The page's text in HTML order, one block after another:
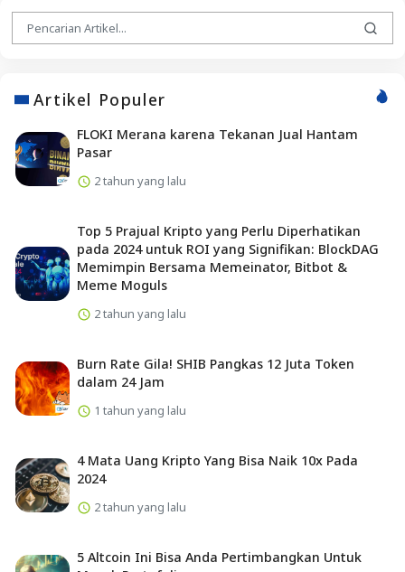
Artikel Populer
FLOKI Merana karena Tekanan Jual Hantam
Pasar
2 tahun yang lalu
Top 5 Prajual Kripto yang Perlu Diperhatikan
pada 2024 untuk ROI yang Signifikan: BlockDAG
Memimpin Bersama Memeinator, Bitbot &
Meme Moguls
2 tahun yang lalu
Burn Rate Gila! SHIB Pangkas 12 Juta Token
dalam 24 Jam
1 tahun yang lalu
4 Mata Uang Kripto Yang Bisa Naik 10x Pada
2024
2 tahun yang lalu
5 Altcoin Ini Bisa Anda Pertimbangkan Untuk